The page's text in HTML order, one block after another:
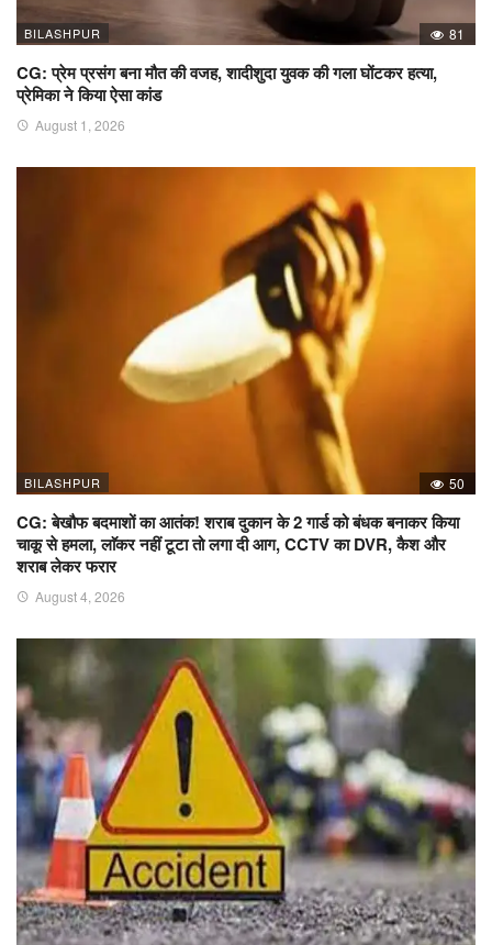
BILASHPUR 81
CG: प्रेम प्रसंग बना मौत की वजह, शादीशुदा युवक की गला घोंटकर हत्या,
प्रेमिका ने किया ऐसा कांड
August 1, 2026
BILASHPUR 50
CG: बेखौफ बदमाशों का आतंक! शराब दुकान के 2 गार्ड को बंधक बनाकर किया
चाकू से हमला, लाॅकर नहीं टूटा तो लगा दी आग, CCTV का DVR, कैश और
शराब लेकर फरार
August 4, 2026